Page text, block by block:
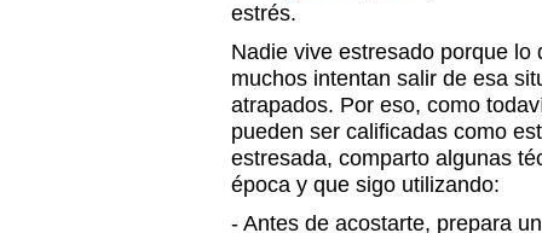
estrés.
Nadie vive estresado porque lo
muchos intentan salir de esa
atrapados. Por eso, como
pueden ser calificadas como
estresada, comparto algunas
época y que sigo utilizando:
- Antes de acostarte, prepara